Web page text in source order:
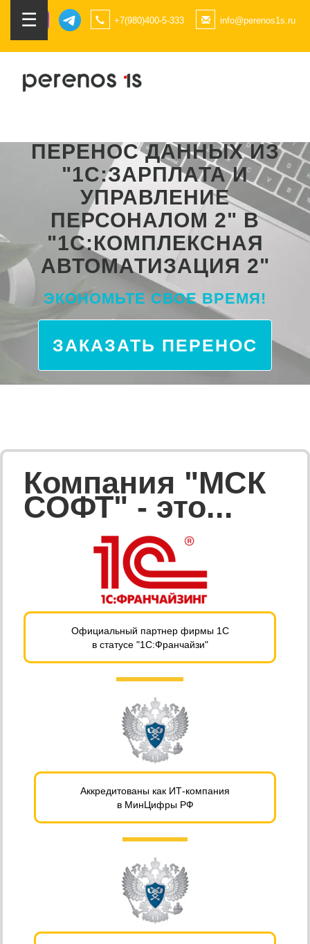
☰ +7(980)400-5-333 info@perenos1s.ru
ПЕРЕНОС ДАННЫХ ИЗ
"1С:ЗАРПЛАТА И
УПРАВЛЕНИЕ
ПЕРСОНАЛОМ 2" В
"1С:КОМПЛЕКСНАЯ
АВТОМАТИЗАЦИЯ 2"
ЭКОНОМЬТЕ СВОЕ ВРЕМЯ!
ЗАКАЗАТЬ ПЕРЕНОС
Компания "МСК
СОФТ" - это...
Официальный партнер фирмы 1С
в статусе "1С:Франчайзи"
Аккредитованы как ИТ-компания
в МинЦифры РФ